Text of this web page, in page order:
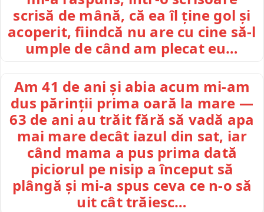
scrisă de mână, că ea îl ține gol și
acoperit, fiindcă nu are cu cine să-l
umple de când am plecat eu…
Am 41 de ani și abia acum mi-am
dus părinții prima oară la mare —
63 de ani au trăit fără să vadă apa
mai mare decât iazul din sat, iar
când mama a pus prima dată
piciorul pe nisip a început să
plângă și mi-a spus ceva ce n-o să
uit cât trăiesc…